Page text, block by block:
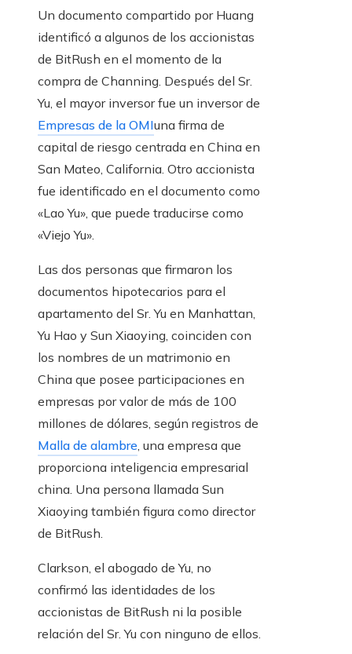
Un documento compartido por Huang
identificó a algunos de los accionistas
de BitRush en el momento de la
compra de Channing. Después del Sr.
Yu, el mayor inversor fue un inversor de
Empresas de la OMIuna firma de
capital de riesgo centrada en China en
San Mateo, California. Otro accionista
fue identificado en el documento como
«Lao Yu», que puede traducirse como
«Viejo Yu».
Las dos personas que firmaron los
documentos hipotecarios para el
apartamento del Sr. Yu en Manhattan,
Yu Hao y Sun Xiaoying, coinciden con
los nombres de un matrimonio en
China que posee participaciones en
empresas por valor de más de 100
millones de dólares, según registros de
Malla de alambre, una empresa que
proporciona inteligencia empresarial
china. Una persona llamada Sun
Xiaoying también figura como director
de BitRush.
Clarkson, el abogado de Yu, no
confirmó las identidades de los
accionistas de BitRush ni la posible
relación del Sr. Yu con ninguno de ellos.